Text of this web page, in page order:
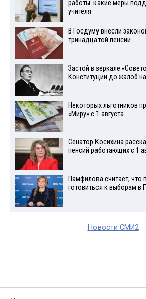
работы: какие меры
учителя
В Госдуму внесли
тринадцатой пенсии
Застой в зеркале
Конституции до жалоб
Некоторых льготников
«Миру» с 1 августа
Сенатор Косихина
пенсий работающих с 1
Памфилова считает, что
готовиться к выборам в
Новости СМИ2